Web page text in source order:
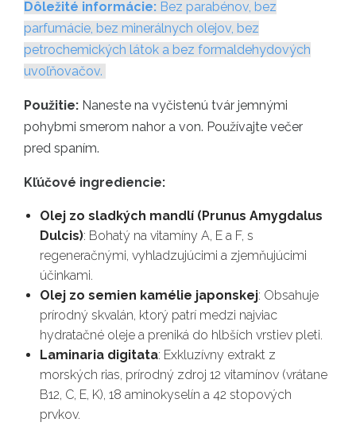
Dôležité informácie: Bez parabénov, bez
parfumácie, bez minerálnych olejov, bez
petrochemických látok a bez formaldehydových
uvoľňovačov.
Použitie: Naneste na vyčistenú tvár jemnými
pohybmi smerom nahor a von. Používajte večer
pred spaním.
Kľúčové ingrediencie:
Olej zo sladkých mandlí (Prunus Amygdalus
Dulcis): Bohatý na vitamíny A, E a F, s
regeneračnými, vyhladzujúcimi a zjemňujúcimi
účinkami.
Olej zo semien kamélie japonskej: Obsahuje
prírodný skvalán, ktorý patrí medzi najviac
hydratačné oleje a preniká do hlbších vrstiev pleti.
Laminaria digitata: Exkluzívny extrakt z
morských rias, prírodný zdroj 12 vitamínov (vrátane
B12, C, E, K), 18 aminokyselín a 42 stopových
prvkov.